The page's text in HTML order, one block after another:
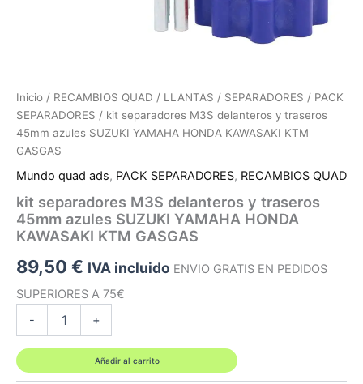
Inicio / RECAMBIOS QUAD / LLANTAS / SEPARADORES / PACK
SEPARADORES / kit separadores M3S delanteros y traseros
45mm azules SUZUKI YAMAHA HONDA KAWASAKI KTM
GASGAS
Mundo quad ads, PACK SEPARADORES, RECAMBIOS QUAD
kit separadores M3S delanteros y traseros
45mm azules SUZUKI YAMAHA HONDA
KAWASAKI KTM GASGAS
89,50 € IVA incluido ENVIO GRATIS EN PEDIDOS
SUPERIORES A 75€
-
separadores
delanteros
y
+
Añadir al carrito